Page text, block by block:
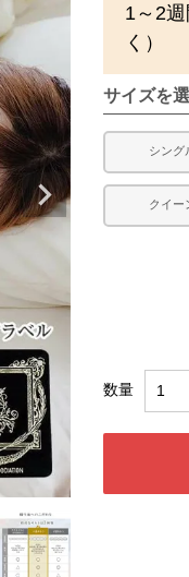
1～2
く）
サイズを
シング
クイー